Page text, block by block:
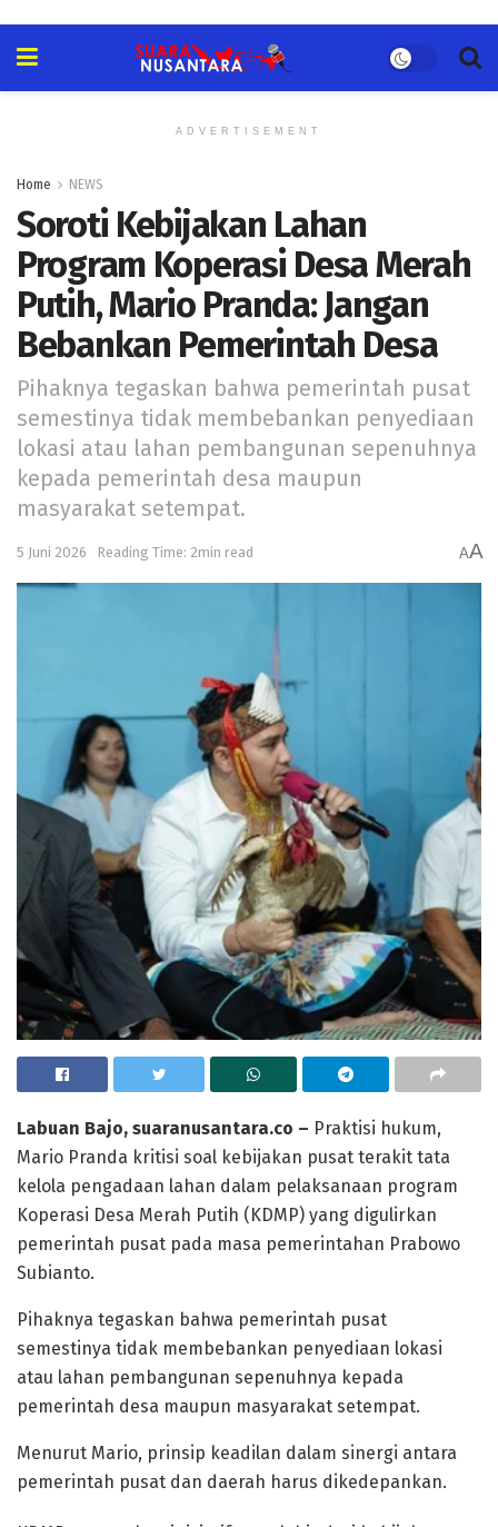
ADVERTISEMENT
Home NEWS
Soroti Kebijakan Lahan
Program Koperasi Desa Merah
Putih, Mario Pranda: Jangan
Bebankan Pemerintah Desa
Pihaknya tegaskan bahwa pemerintah pusat
semestinya tidak membebankan penyediaan
lokasi atau lahan pembangunan sepenuhnya
kepada pemerintah desa maupun
masyarakat setempat.
5 Juni 2026 Reading Time: 2min read AA
Labuan Bajo, suaranusantara.co – Praktisi hukum,
Mario Pranda kritisi soal kebijakan pusat terakit tata
kelola pengadaan lahan dalam pelaksanaan program
Koperasi Desa Merah Putih (KDMP) yang digulirkan
pemerintah pusat pada masa pemerintahan Prabowo
Subianto.
Pihaknya tegaskan bahwa pemerintah pusat
semestinya tidak membebankan penyediaan lokasi
atau lahan pembangunan sepenuhnya kepada
pemerintah desa maupun masyarakat setempat.
​Menurut Mario, prinsip keadilan dalam sinergi antara
pemerintah pusat dan daerah harus dikedepankan.